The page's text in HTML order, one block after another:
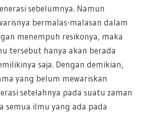
sebelumnya. Namun
bermalas-malasan dalam
menempuh resikonya, maka
tersebut hanya akan berada
saja. Dengan demikian,
yang belum mewariskan
setelahnya pada suatu zaman
ilmu yang ada pada